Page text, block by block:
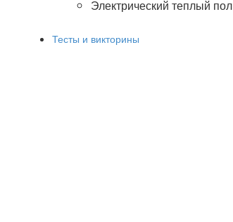
Электрический теплый пол
Тесты и викторины